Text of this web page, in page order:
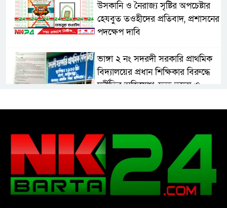
উসকানি ও নৈরাজ্য সৃষ্টির অপচেষ্টার
হেযবুত তওহীদের প্রতিবাদ, প্রশাসনের
পদক্ষেপ দাবি
ভাঙ্গা ২ নং সদরদী সরকারি প্রাথমিক
বিদ্যালয়ের প্রধান শিক্ষিকার বিরুদ্ধে
দুর্নীতির অভিযোগ, দ্রুত তদন্ত ও
সেলিম
নোয়াখালীতে ইসলামী মহা-সমাবেশ
সফল করতে মতবিনিময় সভা